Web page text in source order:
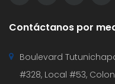
Contáctanos por
Boulevard
#328, Local #53,